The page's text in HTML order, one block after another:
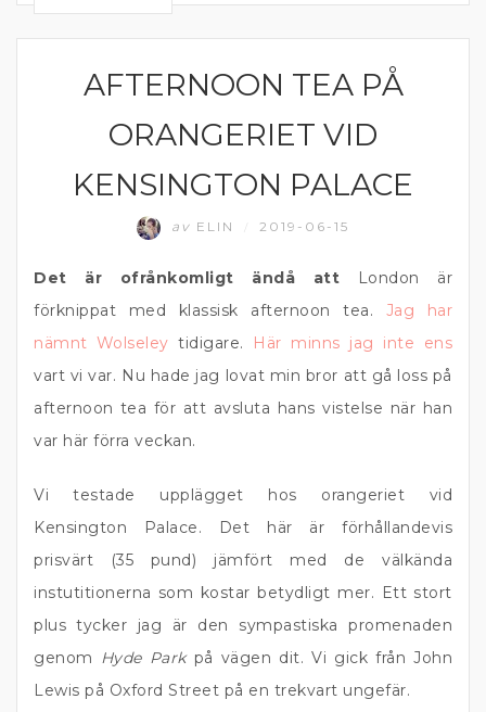
ENGLANDAFTERNOON TEA PÅ
ORANGERIET VID
KENSINGTON PALACE
av ELIN 2019-06-15
Det är ofrånkomligt ändå att
London är
förknippat med klassisk afternoon tea. Jag har
nämnt Wolseley tidigare. Här minns jag inte ens
vart vi var. Nu hade jag lovat min bror att gå loss på
afternoon tea för att avsluta hans vistelse när han
var här förra veckan.
Vi testade upplägget hos orangeriet vid
Kensington Palace. Det här är förhållandevis
prisvärt (35 pund) jämfört med de välkända
instutitionerna som kostar betydligt mer. Ett stort
plus tycker jag är den sympastiska promenaden
genom Hyde Parkpå vägen dit. Vi gick från John
Lewis på Oxford Street på en trekvart ungefär.